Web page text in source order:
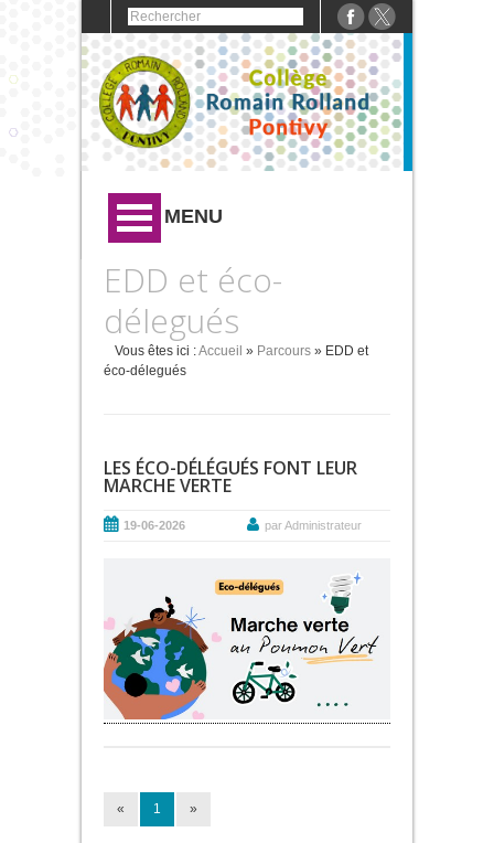
MENU
EDD et éco-
délegués
Vous êtes ici :Accueil » Parcours » EDD et
éco-délegués
LES ÉCO-DÉLÉGUÉS FONT LEUR
MARCHE VERTE
19-06-2026 par Administrateur
« 1 »